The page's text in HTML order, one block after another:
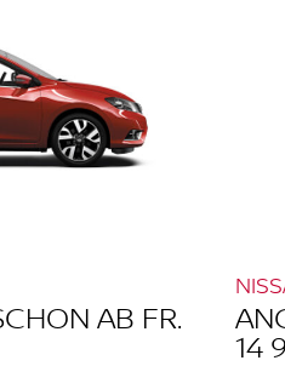
AB FR.
14